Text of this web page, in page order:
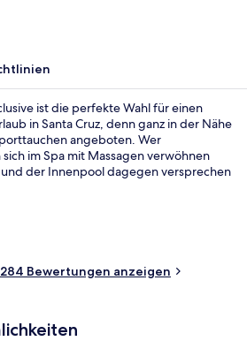
ist die perfekte Wahl für einen
in Santa Cruz, denn ganz in der Nähe
angeboten. Wer
im Spa mit Massagen verwöhnen
und der Innenpool dagegen versprechen
Annehmlichkeiten dieses Hotels
gehören Fitnessmöglichkeiten, ein
Andere Reisende haben viel
Personal zu berichten.
Bewertungen anzeigen